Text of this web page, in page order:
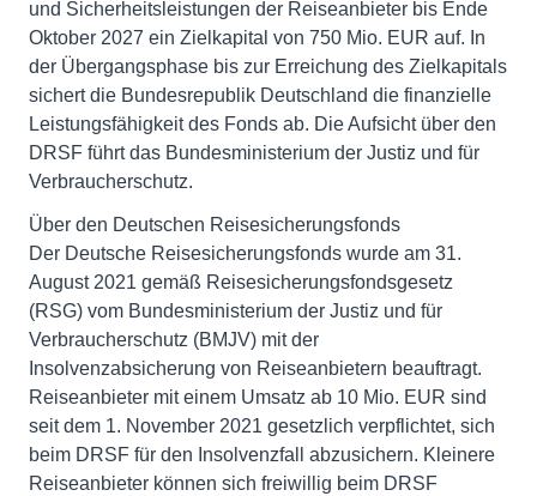
und Sicherheitsleistungen der Reiseanbieter bis Ende
Oktober 2027 ein Zielkapital von 750 Mio. EUR auf. In
der Übergangsphase bis zur Erreichung des Zielkapitals
sichert die Bundesrepublik Deutschland die finanzielle
Leistungsfähigkeit des Fonds ab. Die Aufsicht über den
DRSF führt das Bundesministerium der Justiz und für
Verbraucherschutz.
Über den Deutschen Reisesicherungsfonds
Der Deutsche Reisesicherungsfonds wurde am 31.
August 2021 gemäß Reisesicherungsfondsgesetz
(RSG) vom Bundesministerium der Justiz und für
Verbraucherschutz (BMJV) mit der
Insolvenzabsicherung von Reiseanbietern beauftragt.
Reiseanbieter mit einem Umsatz ab 10 Mio. EUR sind
seit dem 1. November 2021 gesetzlich verpflichtet, sich
beim DRSF für den Insolvenzfall abzusichern. Kleinere
Reiseanbieter können sich freiwillig beim DRSF